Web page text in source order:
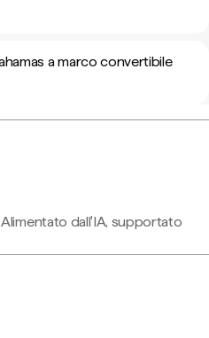
a marco convertibile
dall'IA, supportato